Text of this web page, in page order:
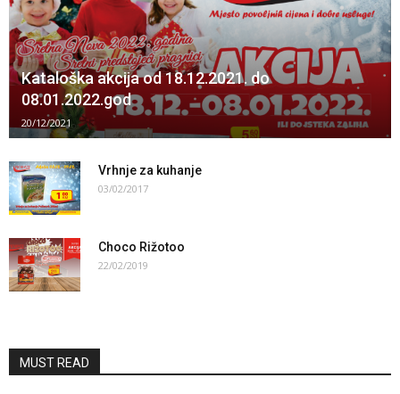
Kataloška akcija od 18.12.2021. do
08.01.2022.god
20/12/2021
Vrhnje za kuhanje
03/02/2017
Choco Rižotoo
22/02/2019
MUST READ